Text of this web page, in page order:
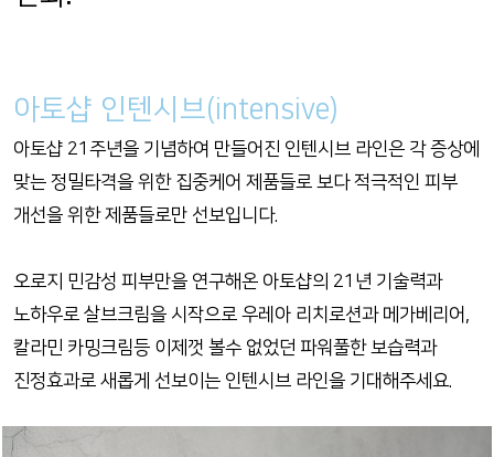
아토샵 인텐시브(intensive)
아토샵 21주년을 기념하여 만들어진 인텐시브 라인은 각 증상에
맞는 정밀타격을 위한 집중케어 제품들로 보다 적극적인 피부
개선을 위한 제품들로만 선보입니다.
오로지 민감성 피부만을 연구해온 아토샵의 21년 기술력과
노하우로 살브크림을 시작으로 우레아 리치로션과 메가베리어,
칼라민 카밍크림등 이제껏 볼수 없었던 파워풀한 보습력과
진정효과로 새롭게 선보이는 인텐시브 라인을 기대해주세요.